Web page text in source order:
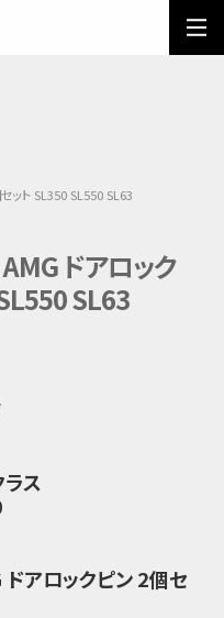
ット SL350 SL550 SL63
ドアロック
SL63
ス
アロックピン 2個セ